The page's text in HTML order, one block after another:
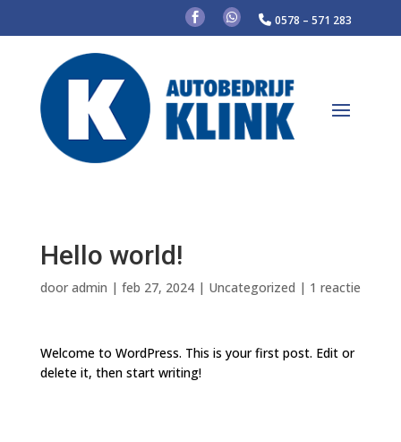
 
0578 – 571 283
Hello world!
door admin | feb 27, 2024| Uncategorized | 1 reactie
Welcome to WordPress. This is your first post. Edit or
delete it, then start writing!